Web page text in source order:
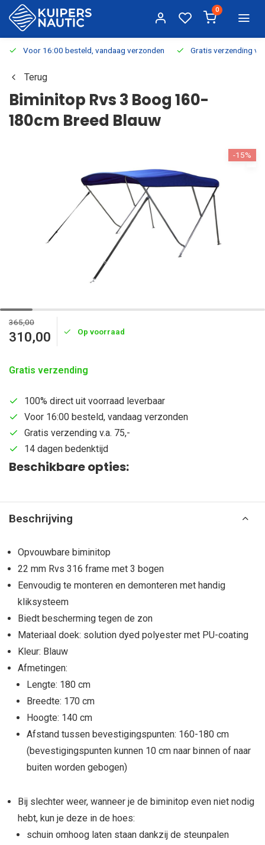
0
Voor 16:00 besteld, vandaag verzonden Gratis verzending
Terug
Biminitop Rvs 3 Boog 160-
180cm Breed Blauw
-15%
365,00
310,00 Op voorraad
Gratis verzending
100% direct uit voorraad leverbaar
Voor 16:00 besteld, vandaag verzonden
Gratis verzending v.a. 75,-
14 dagen bedenktijd
Beschikbare opties:
Beschrijving
Opvouwbare biminitop
22 mm Rvs 316 frame met 3 bogen
Eenvoudig te monteren en demonteren met handig
kliksysteem
Biedt bescherming tegen de zon
Materiaal doek: solution dyed polyester met PU-coating
Kleur: Blauw
Afmetingen:
Lengte: 180 cm
Breedte: 170 cm
Hoogte: 140 cm
Afstand tussen bevestigingspunten: 160-180 cm
(bevestigingspunten kunnen 10 cm naar binnen of naar
buiten worden gebogen)
Bij slechter weer, wanneer je de biminitop even niet nodig
hebt, kun je deze in de hoes:
schuin omhoog laten staan dankzij de steunpalen